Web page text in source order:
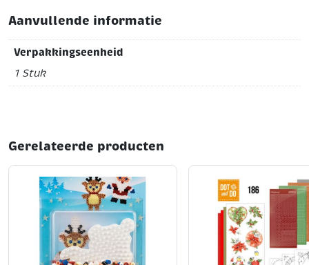
Aanvullende informatie
Verpakkingseenheid
1 Stuk
Gerelateerde producten